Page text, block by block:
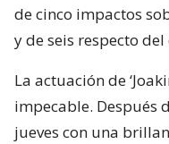
de cinco impactos
y de seis respecto
La actuación de
impecable. Después
jueves con una